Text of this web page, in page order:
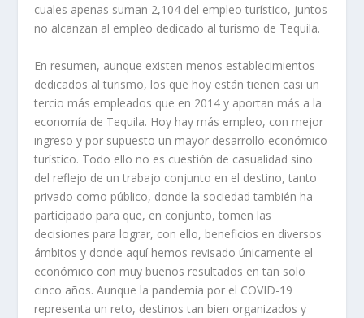
cuales apenas suman 2,104 del empleo turístico, juntos
no alcanzan al empleo dedicado al turismo de Tequila.
En resumen, aunque existen menos establecimientos
dedicados al turismo, los que hoy están tienen casi un
tercio más empleados que en 2014 y aportan más a la
economía de Tequila. Hoy hay más empleo, con mejor
ingreso y por supuesto un mayor desarrollo económico
turístico. Todo ello no es cuestión de casualidad sino
del reflejo de un trabajo conjunto en el destino, tanto
privado como público, donde la sociedad también ha
participado para que, en conjunto, tomen las
decisiones para lograr, con ello, beneficios en diversos
ámbitos y donde aquí hemos revisado únicamente el
económico con muy buenos resultados en tan solo
cinco años. Aunque la pandemia por el COVID-19
representa un reto, destinos tan bien organizados y